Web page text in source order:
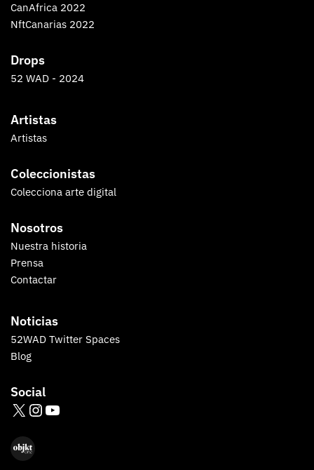
CanAfrica 2022
NftCanarias 2022
Drops
52 WAD - 2024
Artistas
Artistas
Coleccionistas
Colecciona arte digital
Nosotros
Nuestra historia
Prensa
Contactar
Noticias
52WAD Twitter Spaces
Blog
Social